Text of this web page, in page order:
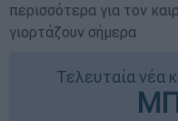
περισσότερα για τον
γιορτάζουν σήμερα
Τελευταία νέα